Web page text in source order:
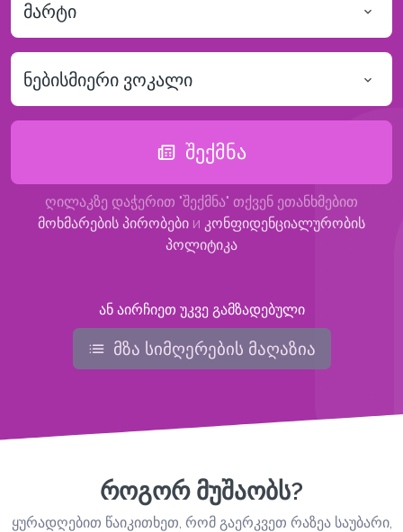
მარტი
ნებისმიერი ვოკალი
შექმნა
ღილაკზე დაჭერით "შექმნა" თქვენ ეთანხმებით
მოხმარების პირობები и კონფიდენციალურობის
პოლიტიკა
ან აირჩიეთ უკვე გამზადებული
მზა სიმღერების მაღაზია
როგორ მუშაობს?
ყურადღებით წაიკითხეთ, რომ გაერკვეთ რაზეა საუბარი,